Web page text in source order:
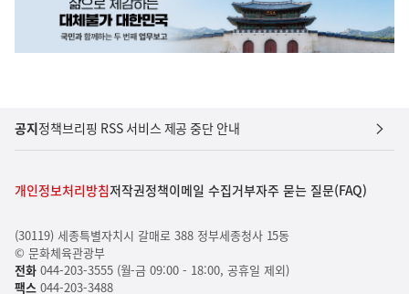
공지정책브리핑 RSS 서비스 제공 중단 안내
개인정보처리방침저작권정책이메일 수집거부자주 묻는 질문(FAQ)
(30119) 세종특별자치시 갈매로 388 정부세종청사 15동
© 문화체육관광부
전화044-203-3555 (월-금 09:00 - 18:00, 공휴일 제외)
팩스 044-203-3488